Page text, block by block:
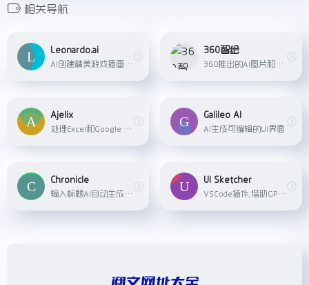
相关导航
Leonardo.ai
AI创建精美游戏插画资产
360智绘
360推出的AI图片和绘画生成工具
Ajelix
处理Excel和Google Sheets表格的AI工具
Galileo AI
AI生成可编辑的UI界面
Chronicle
输入标题AI自动生成PPT内容
UI Sketcher
VSCode插件,借助GPT-4V的多模态能力,在插件中画出界面草图,就能生成一个基于ReactNative的UI界面